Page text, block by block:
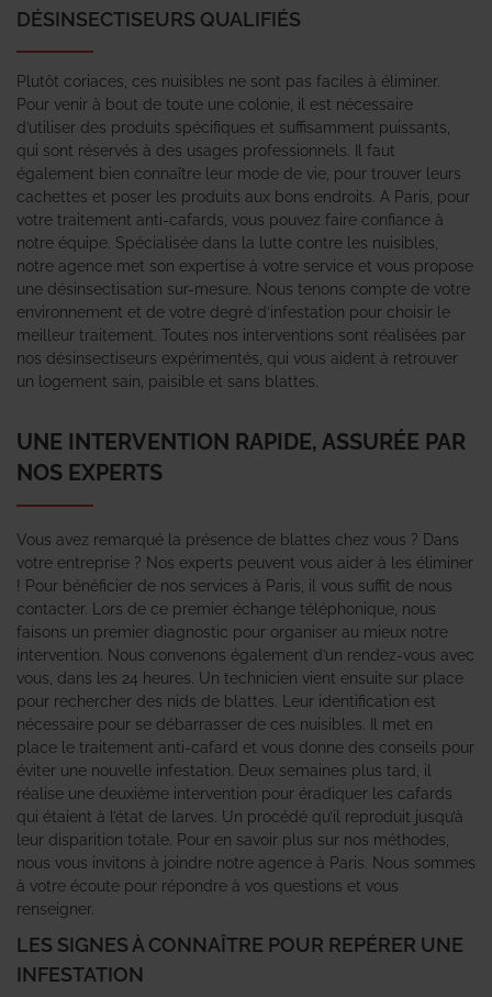
DÉSINSECTISEURS QUALIFIÉS
Plutôt coriaces, ces nuisibles ne sont pas faciles à éliminer.
Pour venir à bout de toute une colonie, il est nécessaire
d’utiliser des produits spécifiques et suffisamment puissants,
qui sont réservés à des usages professionnels. Il faut
également bien connaître leur mode de vie, pour trouver leurs
cachettes et poser les produits aux bons endroits. A Paris, pour
votre traitement anti-cafards, vous pouvez faire confiance à
notre équipe. Spécialisée dans la lutte contre les nuisibles,
notre agence met son expertise à votre service et vous propose
une désinsectisation sur-mesure. Nous tenons compte de votre
environnement et de votre degré d’infestation pour choisir le
meilleur traitement. Toutes nos interventions sont réalisées par
nos désinsectiseurs expérimentés, qui vous aident à retrouver
un logement sain, paisible et sans blattes.
UNE INTERVENTION RAPIDE, ASSURÉE PAR
NOS EXPERTS
Vous avez remarqué la présence de blattes chez vous ? Dans
votre entreprise ? Nos experts peuvent vous aider à les éliminer
! Pour bénéficier de nos services à Paris, il vous suffit de nous
contacter. Lors de ce premier échange téléphonique, nous
faisons un premier diagnostic pour organiser au mieux notre
intervention. Nous convenons également d’un rendez-vous avec
vous, dans les 24 heures. Un technicien vient ensuite sur place
pour rechercher des nids de blattes. Leur identification est
nécessaire pour se débarrasser de ces nuisibles. Il met en
place le traitement anti-cafard et vous donne des conseils pour
éviter une nouvelle infestation. Deux semaines plus tard, il
réalise une deuxième intervention pour éradiquer les cafards
qui étaient à l’état de larves. Un procédé qu’il reproduit jusqu’à
leur disparition totale. Pour en savoir plus sur nos méthodes,
nous vous invitons à joindre notre agence à Paris. Nous sommes
à votre écoute pour répondre à vos questions et vous
renseigner.
LES SIGNES À CONNAÎTRE POUR REPÉRER UNE
INFESTATION